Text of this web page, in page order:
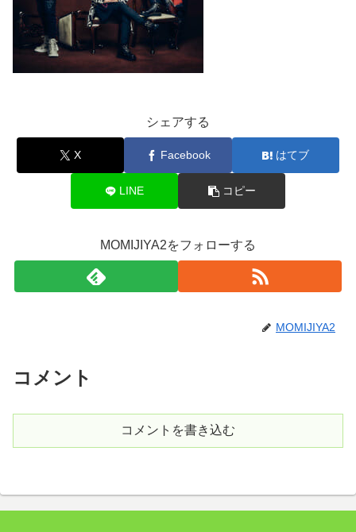
シェアする
X Facebook はてブ
LINE コピー
MOMIJIYA2をフォローする
MOMIJIYA2
コメント
コメントを書き込む